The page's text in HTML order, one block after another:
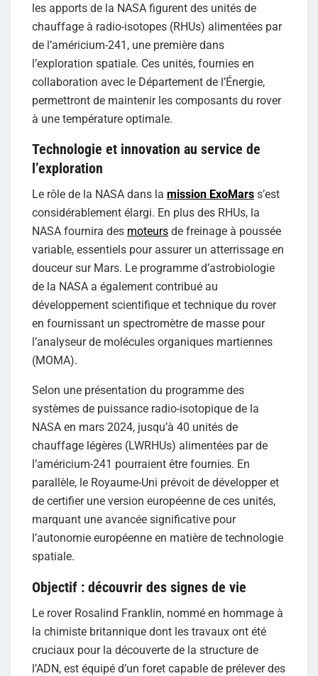
les apports de la NASA figurent des unités de
chauffage à radio-isotopes (RHUs) alimentées par
de l’américium-241, une première dans
l’exploration spatiale. Ces unités, fournies en
collaboration avec le Département de l’Énergie,
permettront de maintenir les composants du rover
à une température optimale.
Technologie et innovation au service de
l’exploration
Le rôle de la NASA dans la mission ExoMars s’est
considérablement élargi. En plus des RHUs, la
NASA fournira des moteurs de freinage à poussée
variable, essentiels pour assurer un atterrissage en
douceur sur Mars. Le programme d’astrobiologie
de la NASA a également contribué au
développement scientifique et technique du rover
en fournissant un spectromètre de masse pour
l’analyseur de molécules organiques martiennes
(MOMA).
Selon une présentation du programme des
systèmes de puissance radio-isotopique de la
NASA en mars 2024, jusqu’à 40 unités de
chauffage légères (LWRHUs) alimentées par de
l’américium-241 pourraient être fournies. En
parallèle, le Royaume-Uni prévoit de développer et
de certifier une version européenne de ces unités,
marquant une avancée significative pour
l’autonomie européenne en matière de technologie
spatiale.
Objectif : découvrir des signes de vie
Le rover Rosalind Franklin, nommé en hommage à
la chimiste britannique dont les travaux ont été
cruciaux pour la découverte de la structure de
l’ADN, est équipé d’un foret capable de prélever des